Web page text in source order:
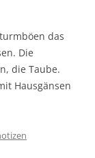
das
Die
die Taube.
Hausgänsen